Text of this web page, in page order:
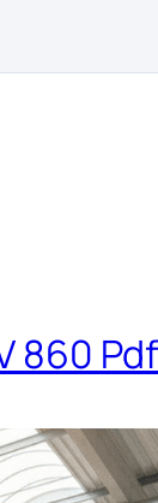
860 Pdf